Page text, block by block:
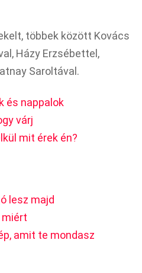
többek között Kovács
Házy Erzsébettel,
Saroltával.
és nappalok
várj
mit érek én?
lesz majd
miért
amit te mondasz